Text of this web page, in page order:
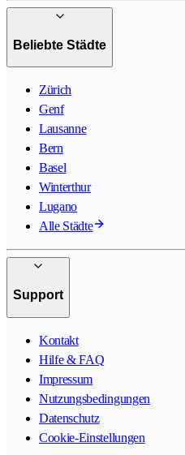
Beliebte Städte
Zürich
Genf
Lausanne
Bern
Basel
Winterthur
Lugano
Alle Städte
Support
Kontakt
Hilfe & FAQ
Impressum
Nutzungsbedingungen
Datenschutz
Cookie-Einstellungen